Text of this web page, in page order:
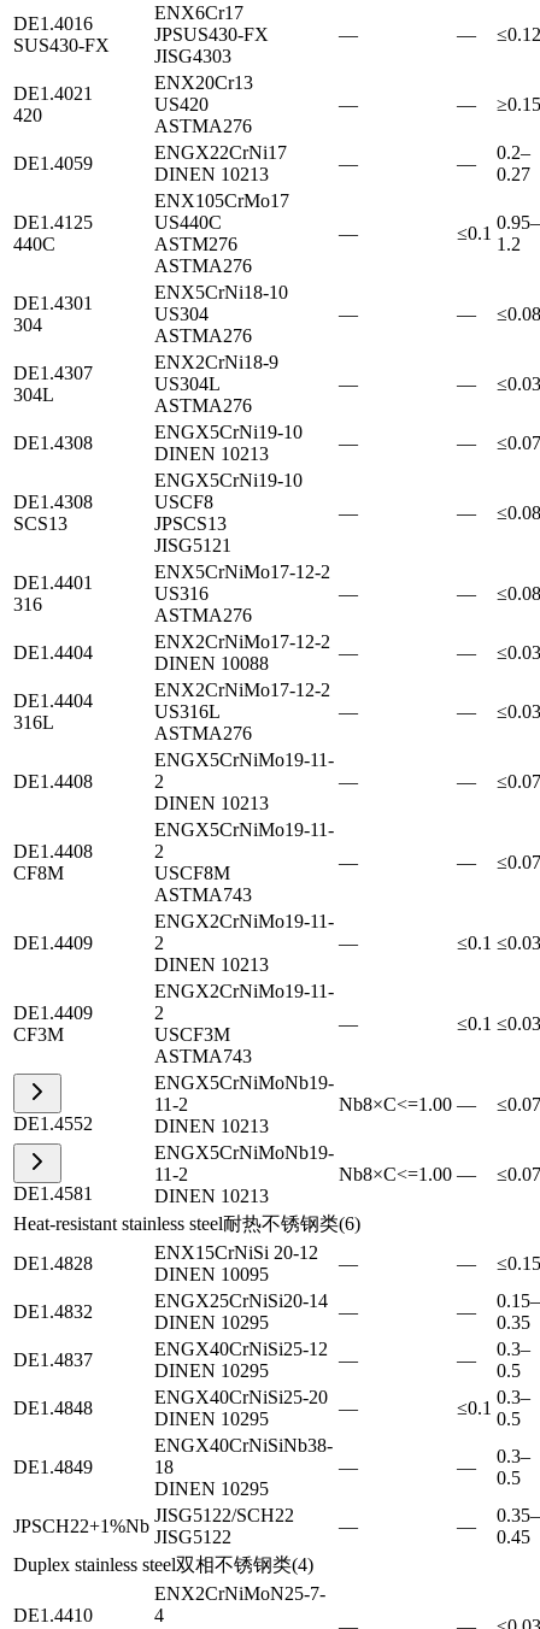
DE1.4016
SUS430-FX
ENX6Cr17
JPSUS430-FX
JISG4303
— — ≤0.12
DE1.4021
420
ENX20Cr13
US420
ASTMA276
— — ≥0.15
DE1.4059
ENGX22CrNi17
DINEN 10213
— —
0.2–
0.27
DE1.4125
440C
ENX105CrMo17
US440C
ASTM276
ASTMA276
— ≤0.1
0.95–
1.2
DE1.4301
304
ENX5CrNi18-10
US304
ASTMA276
— — ≤0.08
DE1.4307
304L
ENX2CrNi18-9
US304L
ASTMA276
— — ≤0.03
DE1.4308
ENGX5CrNi19-10
DINEN 10213
— — ≤0.07
DE1.4308
SCS13
ENGX5CrNi19-10
USCF8
JPSCS13
JISG5121
— — ≤0.08
DE1.4401
316
ENX5CrNiMo17-12-2
US316
ASTMA276
— — ≤0.08
DE1.4404
ENX2CrNiMo17-12-2
DINEN 10088
— — ≤0.03
DE1.4404
316L
ENX2CrNiMo17-12-2
US316L
ASTMA276
— — ≤0.03
DE1.4408
ENGX5CrNiMo19-11-
2
DINEN 10213
— — ≤0.07
DE1.4408
CF8M
ENGX5CrNiMo19-11-
2
USCF8M
ASTMA743
— — ≤0.07
DE1.4409
ENGX2CrNiMo19-11-
2
DINEN 10213
— ≤0.1 ≤0.03
DE1.4409
CF3M
ENGX2CrNiMo19-11-
2
USCF3M
ASTMA743
— ≤0.1 ≤0.03
DE1.4552
ENGX5CrNiMoNb19-
11-2
DINEN 10213
Nb8×C<=1.00 — ≤0.07
DE1.4581
ENGX5CrNiMoNb19-
11-2
DINEN 10213
Nb8×C<=1.00 — ≤0.07
Heat-resistant stainless steel耐热不锈钢类(6)
DE1.4828
ENX15CrNiSi 20-12
DINEN 10095
— — ≤0.15
DE1.4832
ENGX25CrNiSi20-14
DINEN 10295
— —
0.15–
0.35
DE1.4837
ENGX40CrNiSi25-12
DINEN 10295
— —
0.3–
0.5
DE1.4848
ENGX40CrNiSi25-20
DINEN 10295
— ≤0.1
0.3–
0.5
DE1.4849
ENGX40CrNiSiNb38-
18
DINEN 10295
— —
0.3–
0.5
JPSCH22+1%Nb
JISG5122/SCH22
JISG5122
— —
0.35–
0.45
Duplex stainless steel双相不锈钢类(4)
DE1.4410
ENX2CrNiMoN25-7-
4